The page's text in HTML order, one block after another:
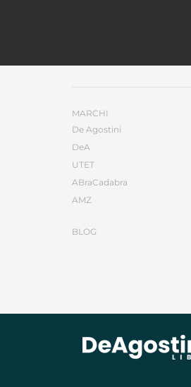
MARCHI
De Agostini
DeA
UTET
ABraCadabra
AMZ
BLOG